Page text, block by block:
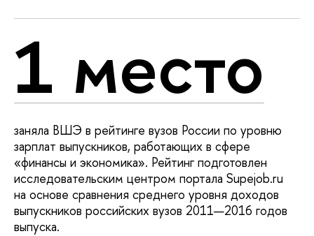
1 место
заняла ВШЭ в рейтинге вузов России по уровню
зарплат выпускников, работающих в сфере
«финансы и экономика». Рейтинг подготовлен
исследовательским центром портала Supejob.ru
на основе сравнения среднего уровня доходов
выпускников российских вузов 2011—2016 годов
выпуска.